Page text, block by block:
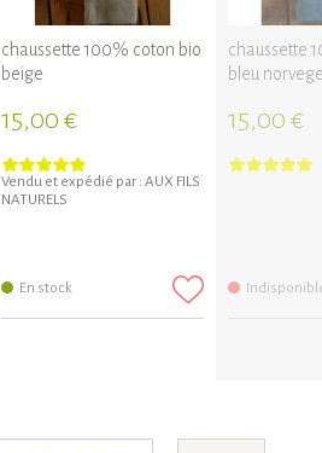
chaussette 100% coton bio
beige
15,00 €
Vendu et expédié par : AUX FILS
NATURELS
En stock
chaussette
bleu
15,00 €